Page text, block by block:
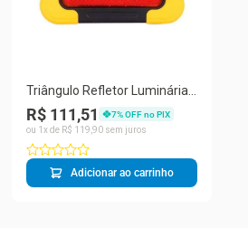
Triângulo Refletor Luminária
Caminhonete Carro DS-9630
R$ 111,51 7% OFF no PIX
ou 1 x de R$ 119 90 sem juros
Adicionar ao carrinho